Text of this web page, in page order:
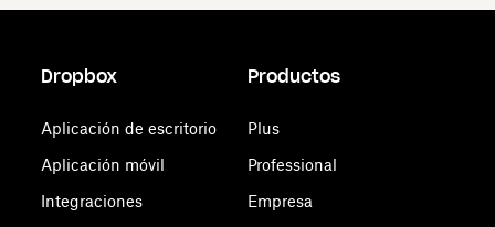
Dropbox
Aplicación de escritorio
Aplicación móvil
Integraciones
Productos
Plus
Professional
Empresa